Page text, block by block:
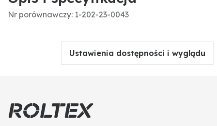
Nr porównawczy: 1-202-23-0043
Ustawienia dostępności i wyglądu